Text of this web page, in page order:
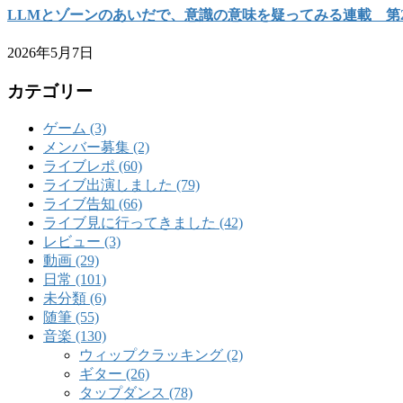
LLMとゾーンのあいだで、意識の意味を疑ってみる連載 第
2026年5月7日
カテゴリー
ゲーム (3)
メンバー募集 (2)
ライブレポ (60)
ライブ出演しました (79)
ライブ告知 (66)
ライブ見に行ってきました (42)
レビュー (3)
動画 (29)
日常 (101)
未分類 (6)
随筆 (55)
音楽 (130)
ウィップクラッキング (2)
ギター (26)
タップダンス (78)